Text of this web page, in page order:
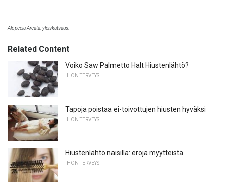
Alopecia Areata: yleiskatsaus.
Related Content
Voiko Saw Palmetto Halt Hiustenlähtö?
IHON TERVEYS
Tapoja poistaa ei-toivottujen hiusten hyväksi
IHON TERVEYS
Hiustenlähtö naisilla: eroja myytteistä
IHON TERVEYS